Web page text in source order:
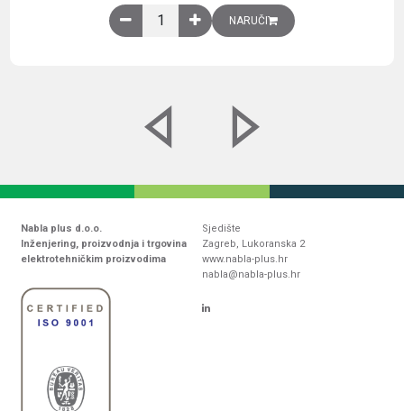
Obična montažna ploča V1000xŠ800mm,
NARUČI
Nabla plus d.o.o.
Inženjering, proizvodnja i trgovina
elektrotehničkim proizvodima
Sjedište
Zagreb, Lukoranska 2
www.nabla-plus.hr
nabla@nabla-plus.hr